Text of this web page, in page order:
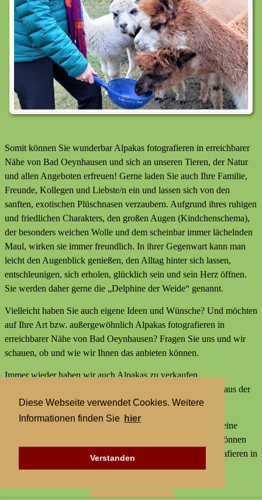
Diese Webseite verwendet Cookies. Weitere
Informationen finden Sie hier
Verstanden
Somit können Sie wunderbar Alpakas fotografieren in erreichbarer
Nähe von Bad Oeynhausen und sich an unseren Tieren, der Natur
und allen Angeboten erfreuen! Gerne laden Sie auch Ihre Familie,
Freunde, Kollegen und Liebste/n ein und lassen sich von den
sanften, exotischen Plüschnasen verzaubern. Aufgrund ihres ruhigen
und friedlichen Charakters, den großen Augen (Kindchenschema),
der besonders weichen Wolle und dem scheinbar immer lächelnden
Maul, wirken sie immer freundlich. In ihrer Gegenwart kann man
leicht den Augenblick genießen, den Alltag hinter sich lassen,
entschleunigen, sich erholen, glücklich sein und sein Herz öffnen.
Sie werden daher gerne die „Delphine der Weide“ genannt.
Vielleicht haben Sie auch eigene Ideen und Wünsche? Und möchten
auf Ihre Art bzw. außergewöhnlich Alpakas fotografieren in
erreichbarer Nähe von Bad Oeynhausen? Fragen Sie uns und wir
schauen, ob und wie wir Ihnen das anbieten können.
Immer wieder haben wir auch Alpakas zu verkaufen,
Alpakaprodukte, z.B. Alpakaseife oder Alpaka-Bettdecken aus der
Wolle unserer Tiere und außerdem kleine Geschenke.
Wir bieten keine externen Aktivitäten mit Alpakas an und keine
Alpaka-Wanderungen. Aber statt einer Alpakawanderung können
Sie bei uns Alpakas Mal anders erleben und Alpakas fotografieren in
erreichbarer Nähe von Bad Oeynhausen.